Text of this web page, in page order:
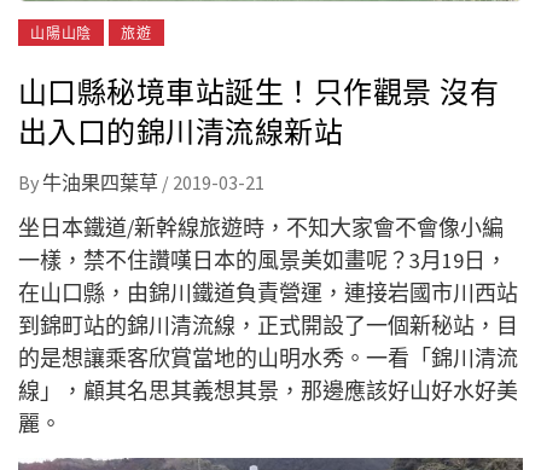
山陽山陰 旅遊
山口縣秘境車站誕生！只作觀景 沒有
出入口的錦川清流線新站
By牛油果四葉草 / 2019-03-21
坐日本鐵道/新幹線旅遊時，不知大家會不會像小編
一樣，禁不住讚嘆日本的風景美如畫呢？3月19日，
在山口縣，由錦川鐵道負責營運，連接岩國市川西站
到錦町站的錦川清流線，正式開設了一個新秘站，目
的是想讓乘客欣賞當地的山明水秀。一看「錦川清流
線」，顧其名思其義想其景，那邊應該好山好水好美
麗。